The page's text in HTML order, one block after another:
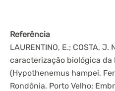
Referência
LAURENTINO, E.; COSTA, J.
caracterização biológica
(Hypothenemus hampei,
Rondônia. Porto Velho: